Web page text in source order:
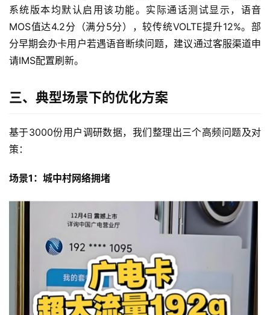
系统版本均默认启用该功能。实际通话测试显示，语音
MOS值达4.2分（满分5分），较传统VOLTE提升12%。部
分早期会办卡用户若遇语音断续问题，建议通过客服渠道申
请IMS配置刷新。
三、典型场景下的优化方案
基于3000份用户调研数据，我们整理出三个高频问题及对
策：
场景1：城中村网络拥堵